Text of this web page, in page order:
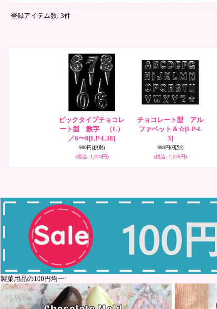
登録アイテム数: 3件
ピックタイプチョコレ
ート型 数字 （L）
／6〜0[LP-L38]
980円(税別)
(税込: 1,078円)
チョコレート型 アル
ファベット＆☆[LP-L
3]
980円(税別)
(税込: 1,078円)
製菓用品の100円均一↑